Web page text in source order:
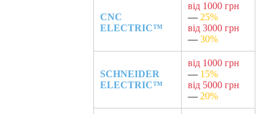
CNC
ELECTRIC™
від 1000 грн
— 25%
від 3000 грн
— 30%
SCHNEIDER
ELECTRIC™
від 1000 грн
— 15%
від 5000 грн
— 20%